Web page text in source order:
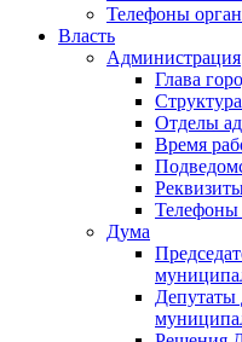
Телефоны
Власть
Администрация
Глава
Отделы
Время
Телефоны
Дума